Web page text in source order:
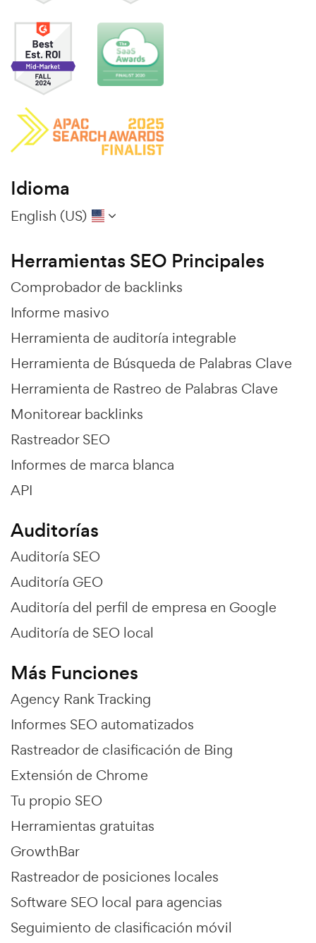
Idioma
English (US)
Herramientas SEO Principales
Comprobador de backlinks
Informe masivo
Herramienta de auditoría integrable
Herramienta de Búsqueda de Palabras Clave
Herramienta de Rastreo de Palabras Clave
Monitorear backlinks
Rastreador SEO
Informes de marca blanca
API
Auditorías
Auditoría SEO
Auditoría GEO
Auditoría del perfil de empresa en Google
Auditoría de SEO local
Más Funciones
Agency Rank Tracking
Informes SEO automatizados
Rastreador de clasificación de Bing
Extensión de Chrome
Tu propio SEO
Herramientas gratuitas
GrowthBar
Rastreador de posiciones locales
Software SEO local para agencias
Seguimiento de clasificación móvil